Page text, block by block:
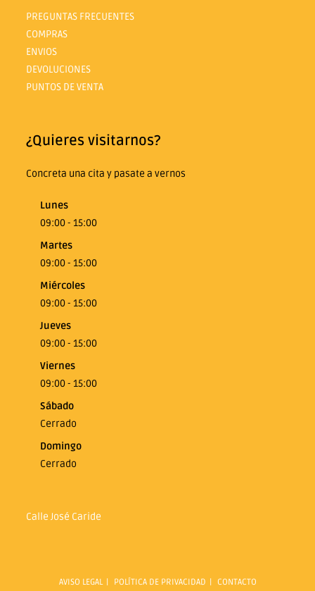
PREGUNTAS FRECUENTES
COMPRAS
ENVIOS
DEVOLUCIONES
PUNTOS DE VENTA
¿Quieres visitarnos?
Concreta una cita y pasate a vernos
Lunes
09:00 - 15:00
Martes
09:00 - 15:00
Miércoles
09:00 - 15:00
Jueves
09:00 - 15:00
Viernes
09:00 - 15:00
Sábado
Cerrado
Domingo
Cerrado
Calle José Caride
AVISO LEGAL POLÍTICA DE PRIVACIDAD CONTACTO